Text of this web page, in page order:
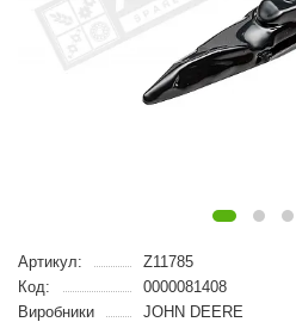
Артикул:
Z11785
Код:
0000081408
Виробники
JOHN DEERE